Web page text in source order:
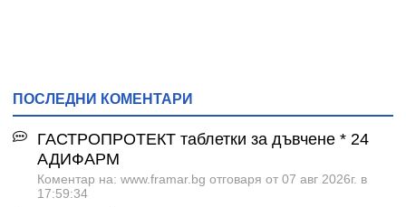
ПОСЛЕДНИ КОМЕНТАРИ
ГАСТРОПРОТЕКТ таблетки за дъвчене * 24
АДИФАРМ
Коментар на: www.framar.bg отговаря от 07 авг 2026г. в
17:59:34